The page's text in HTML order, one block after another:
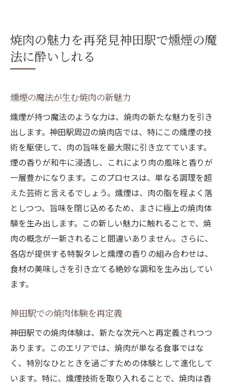
焼肉の魅力を再発見神田駅で燻煙の魔
法に酔いしれる
燻煙の魔法が生む焼肉の新魅力
燻煙が持つ魔法のような力は、焼肉の新たな魅力を引き
出します。神田駅周辺の焼肉店では、特にこの燻煙の技
術を駆使して、肉の旨味を最大限に引き立てています。
煙の香りが和牛に浸透し、これにより肉の風味と香りが
一層豊かになります。このプロセスは、単なる調理を超
えた芸術と言えるでしょう。燻煙は、肉の脂を程よく落
としつつ、旨味を閉じ込めるため、まさに極上の焼肉体
験を生み出します。この新しい魅力に触れることで、焼
肉の概念が一新されること間違いありません。さらに、
各店が提供する特製タレと燻煙の香りの組み合わせは、
食材の美味しさを引き立てる絶妙な調和を生み出してい
ます。
神田駅での焼肉体験を再定義
神田駅での焼肉体験は、新たな次元へと再定義されつつ
あります。このエリアでは、焼肉が単なる食事ではな
く、特別なひとときを過ごすための体験として進化して
います。特に、燻煙技術を取り入れることで、焼肉は香